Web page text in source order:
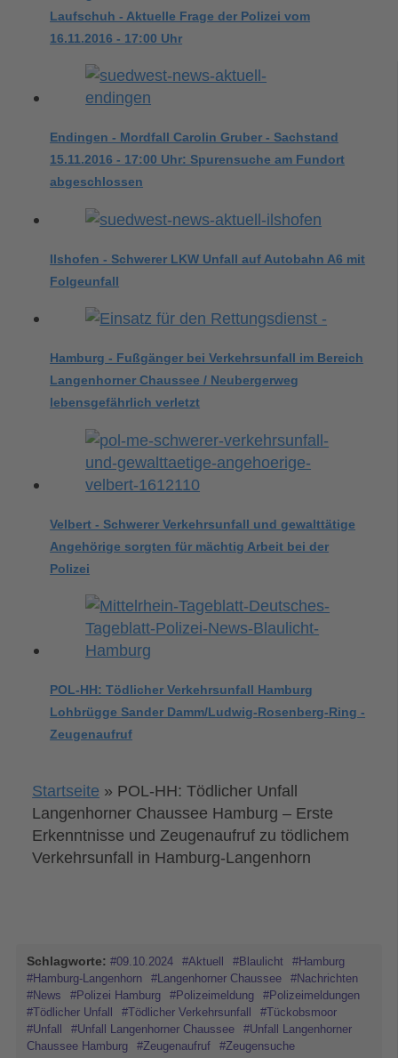
Laufschuh - Aktuelle Frage der Polizei vom
16.11.2016 - 17:00 Uhr
Endingen - Mordfall Carolin Gruber - Sachstand
15.11.2016 - 17:00 Uhr: Spurensuche am Fundort
abgeschlossen
Ilshofen - Schwerer LKW Unfall auf Autobahn A6 mit
Folgeunfall
Hamburg - Fußgänger bei Verkehrsunfall im Bereich
Langenhorner Chaussee / Neubergerweg
lebensgefährlich verletzt
Velbert - Schwerer Verkehrsunfall und gewalttätige
Angehörige sorgten für mächtig Arbeit bei der
Polizei
POL-HH: Tödlicher Verkehrsunfall Hamburg
Lohbrügge Sander Damm/Ludwig-Rosenberg-Ring -
Zeugenaufruf
Startseite » POL-HH: Tödlicher Unfall
Langenhorner Chaussee Hamburg – Erste
Erkenntnisse und Zeugenaufruf zu tödlichem
Verkehrsunfall in Hamburg-Langenhorn
Schlagworte: #09.10.2024 #Aktuell #Blaulicht
#Hamburg
#Hamburg-Langenhorn
#Langenhorner Chaussee
#Nachrichten
#News
#Polizei Hamburg #Polizeimeldung
#Polizeimeldungen
#Tödlicher Unfall
#Tödlicher Verkehrsunfall
#Tückobsmoor
#Unfall
#Unfall Langenhorner Chaussee
#Unfall Langenhorner
Chaussee Hamburg
#Zeugenaufruf #Zeugensuche